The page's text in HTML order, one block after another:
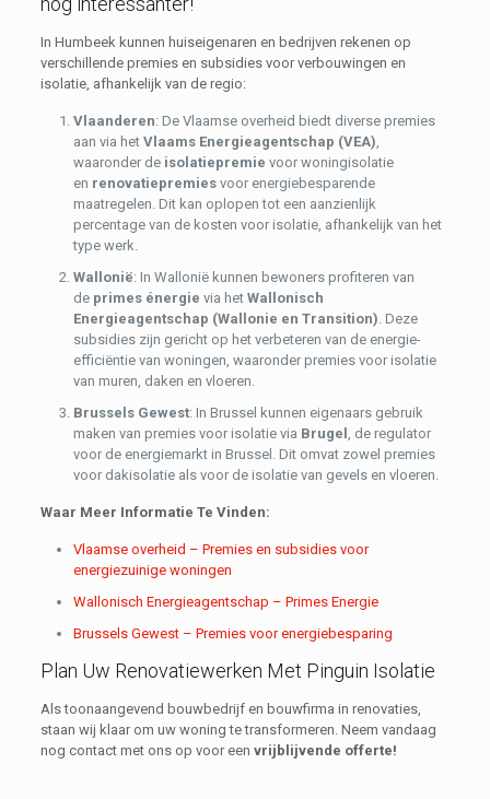
In Humbeek kunnen huiseigenaren en bedrijven rekenen op
verschillende premies en subsidies voor verbouwingen en
isolatie, afhankelijk van de regio:
Vlaanderen: De Vlaamse overheid biedt diverse premies
aan via het Vlaams Energieagentschap (VEA),
waaronder de isolatiepremie voor woningisolatie
en renovatiepremiesvoor energiebesparende
maatregelen. Dit kan oplopen tot een aanzienlijk
percentage van de kosten voor isolatie, afhankelijk van het
type werk.
Wallonië: In Wallonië kunnen bewoners profiteren van
de primes énergie via het Wallonisch
Energieagentschap (Wallonie en Transition). Deze
subsidies zijn gericht op het verbeteren van de energie-
efficiëntie van woningen, waaronder premies voor isolatie
van muren, daken en vloeren.
Brussels Gewest: In Brussel kunnen eigenaars gebruik
maken van premies voor isolatie via Brugel , de regulator
voor de energiemarkt in Brussel. Dit omvat zowel premies
voor dakisolatie als voor de isolatie van gevels en vloeren.
Waar Meer Informatie Te Vinden:
Vlaamse overheid – Premies en subsidies voor
energiezuinige woningen
Wallonisch Energieagentschap – Primes Energie
Brussels Gewest – Premies voor energiebesparing
Plan Uw Renovatiewerken Met Pinguin Isolatie
Als toonaangevend bouwbedrijf en bouwfirma in renovaties,
staan wij klaar om uw woning te transformeren. Neem vandaag
nog contact met ons op voor een vrijblijvende offerte!